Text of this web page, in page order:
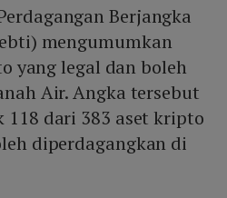
Berjangka
mengumumkan
yang legal dan boleh
Air. Angka tersebut
118 dari 383 aset kripto
diperdagangkan di